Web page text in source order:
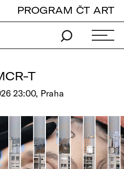
PROGRAM ČT ART
T
23:00, Praha